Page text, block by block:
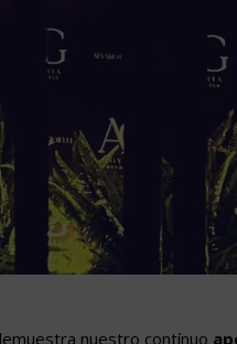
nuestro contínuo